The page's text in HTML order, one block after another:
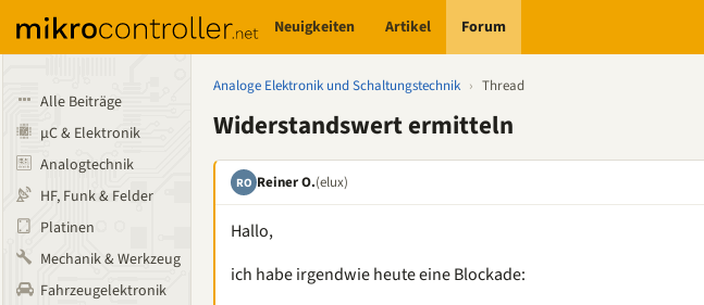
Neuigkeiten Artikel Forum
Alle Beiträge
µC & Elektronik
Analogtechnik
HF, Funk & Felder
Platinen
Mechanik & Werkzeug
Fahrzeugelektronik
Analoge Elektronik und Schaltungstechnik › Thread
Widerstandswert ermitteln
RO Reiner O.(elux)
Hallo,
ich habe irgendwie heute eine Blockade: